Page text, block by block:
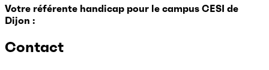
Votre référente handicap pour le campus CESI de
Dijon :
Contact